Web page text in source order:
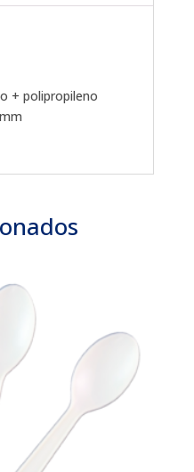
+ polipropileno